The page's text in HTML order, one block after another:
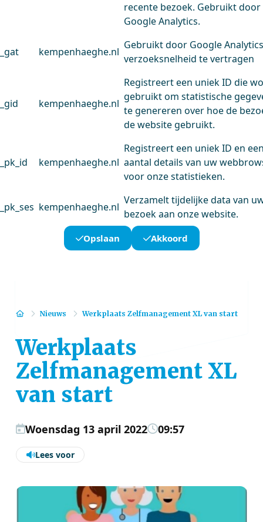
recente bezoek. Gebruikt door
Google Analytics.
_gat kempenhaeghe.nl
Gebruikt door Google
verzoeksnelheid te vertragen
_gid kempenhaeghe.nl
Registreert een uniek ID die
gebruikt om statistische
te genereren over hoe de
de website gebruikt.
_pk_id kempenhaeghe.nl
Registreert een uniek ID en
aantal details van uw
voor onze statistieken.
_pk_ses kempenhaeghe.nl
Verzamelt tijdelijke data van
bezoek aan onze website.
Opslaan Akkoord
HomeNieuws Werkplaats Zelfmanagement XL van start
Werkplaats
Zelfmanagement XL
van start
Woensdag 13 april 2022 09:57
Lees voor